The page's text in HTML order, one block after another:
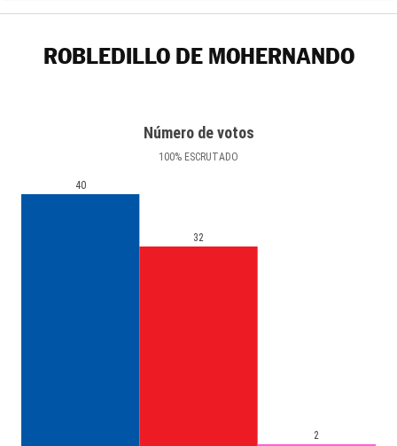
ROBLEDILLO DE MOHERNANDO
Número de votos
100% ESCRUTADO
40
32
2